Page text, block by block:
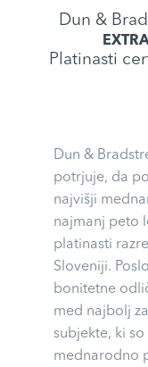
Dun &
Platinasti
Dun &
potrjuje, da
najvišji
najmanj peto
platinasti
Sloveniji.
bonitetne
med najbolj
subjekte, ki
mednarodno